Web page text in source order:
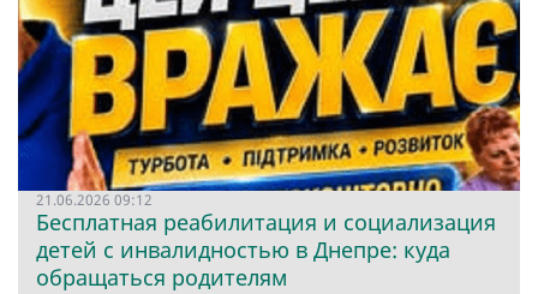
21.06.2026 09:12
Бесплатная реабилитация и социализация
детей с инвалидностью в Днепре: куда
обращаться родителям